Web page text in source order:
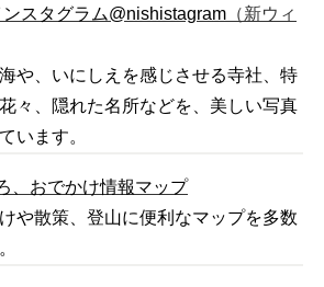
スタグラム@nishistagram （新ウィ
や、いにしえを感じさせる寺社、特
々、隠れた名所などを、美しい写真
います。
、おでかけ情報マップ
や散策、登山に便利なマップを多数